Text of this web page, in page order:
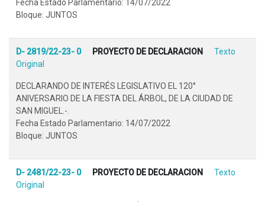
Fecha Estado Parlamentario: 14/07/2022
Bloque: JUNTOS
D- 2819/22-23- 0 PROYECTO DE DECLARACION
Texto
Original
DECLARANDO DE INTERÉS LEGISLATIVO EL 120°
ANIVERSARIO DE LA FIESTA DEL ÁRBOL, DE LA CIUDAD DE
SAN MIGUEL.-.
Fecha Estado Parlamentario: 14/07/2022
Bloque: JUNTOS
D- 2481/22-23- 0 PROYECTO DE DECLARACION
Texto
Original